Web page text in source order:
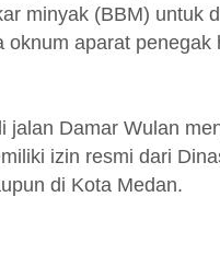
minyak (BBM) untuk
aparat penegak
jalan Damar Wulan
izin resmi dari
di Kota Medan.